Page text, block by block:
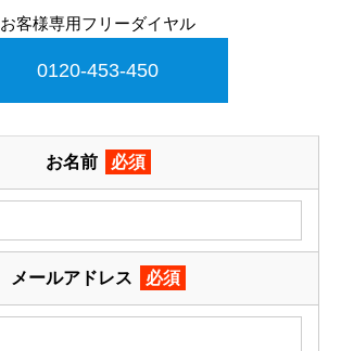
お客様専用フリーダイヤル
0120-453-450
お名前 必須
メールアドレス 必須